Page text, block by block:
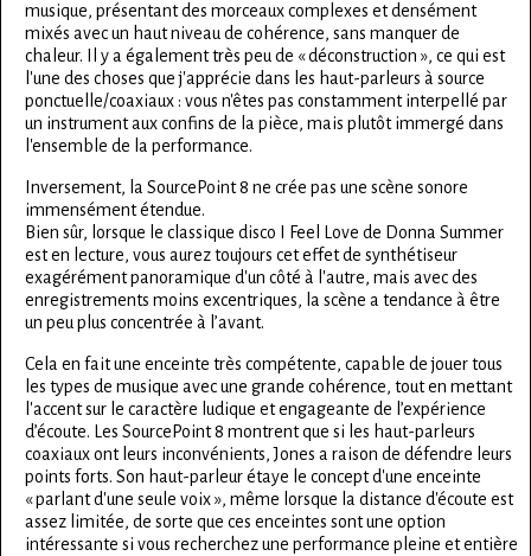
musique, présentant des morceaux complexes et densément
mixés avec un haut niveau de cohérence, sans manquer de
chaleur. Il y a également très peu de « déconstruction », ce qui est
l'une des choses que j'apprécie dans les haut-parleurs à source
ponctuelle/coaxiaux : vous n'êtes pas constamment interpellé par
un instrument aux confins de la pièce, mais plutôt immergé dans
l'ensemble de la performance.
Inversement, la SourcePoint 8 ne crée pas une scène sonore
immensément étendue.
Bien sûr, lorsque le classique disco I Feel Love de Donna Summer
est en lecture, vous aurez toujours cet effet de synthétiseur
exagérément panoramique d'un côté à l'autre, mais avec des
enregistrements moins excentriques, la scène a tendance à être
un peu plus concentrée à l’avant.
Cela en fait une enceinte très compétente, capable de jouer tous
les types de musique avec une grande cohérence, tout en mettant
l'accent sur le caractère ludique et engageante de l’expérience
d’écoute. Les SourcePoint 8 montrent que si les haut-parleurs
coaxiaux ont leurs inconvénients, Jones a raison de défendre leurs
points forts. Son haut-parleur étaye le concept d'une enceinte
« parlant d'une seule voix », même lorsque la distance d'écoute est
assez limitée, de sorte que ces enceintes sont une option
intéressante si vous recherchez une performance pleine et entière